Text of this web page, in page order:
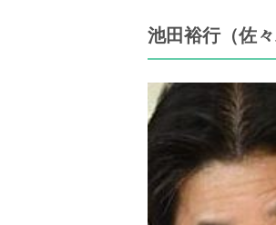
池田裕行（佐